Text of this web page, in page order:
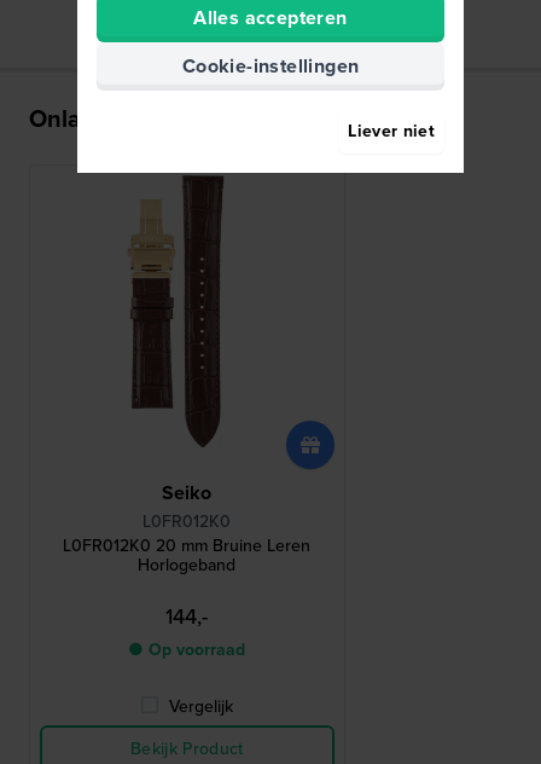
Onlangs bekeken
Seiko
L0FR012K0
L0FR012K0 20 mm Bruine Leren
Horlogeband
144,-
● Op voorraad
Vergelijk
Bekijk Product
Alles accepteren
Cookie-instellingen
Liever niet